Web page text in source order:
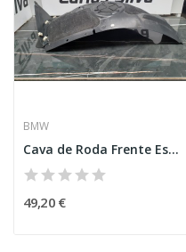
BMW
Cava de Roda Frente Esquerda – BMW i3 (I01)
49,20 €